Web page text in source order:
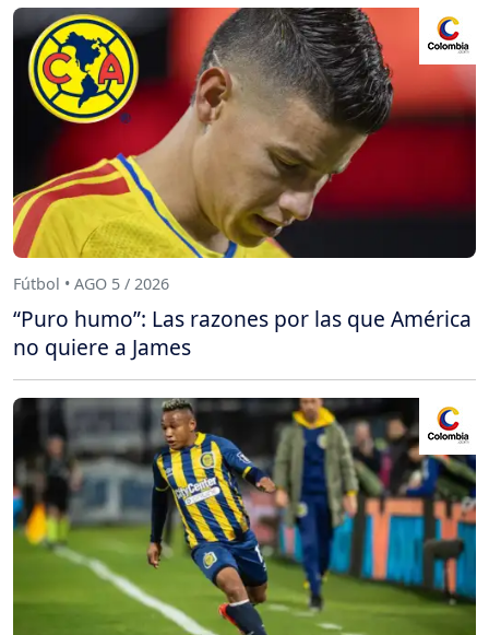
Fútbol • AGO 5 / 2026
“Puro humo”: Las razones por las que América
no quiere a James